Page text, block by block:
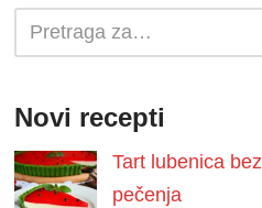
Novi recepti
Tart lubenica bez
pečenja